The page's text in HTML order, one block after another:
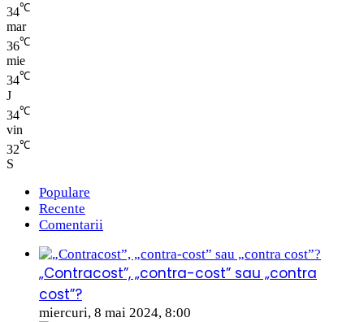
34℃
mar
36℃
mie
34℃
J
34℃
vin
32℃
S
Populare
Recente
Comentarii
„Contracost”, „contra-cost” sau „contra
cost”?
miercuri, 8 mai 2024, 8:00